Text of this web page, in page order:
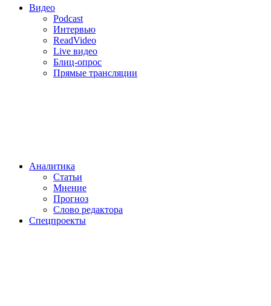
Видео
Podcast
Интервью
ReadVideo
Live видео
Блиц-опрос
Прямые трансляции
Аналитика
Статьи
Мнение
Прогноз
Cлово редактора
Спецпроекты